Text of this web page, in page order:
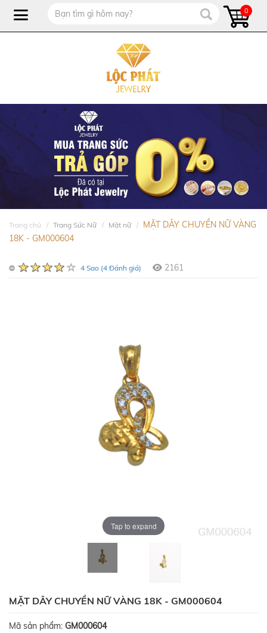
0
Trang chủ Trang Sức Nữ Mặt nữ
MẶT DÂY CHUYỀN NỮ VÀNG
18K - GM000604
4 Sao (4 Đánh giá) 2161
Tap to expand
MẶT DÂY CHUYỀN NỮ VÀNG 18K - GM000604
Mã sản phẩm: GM000604